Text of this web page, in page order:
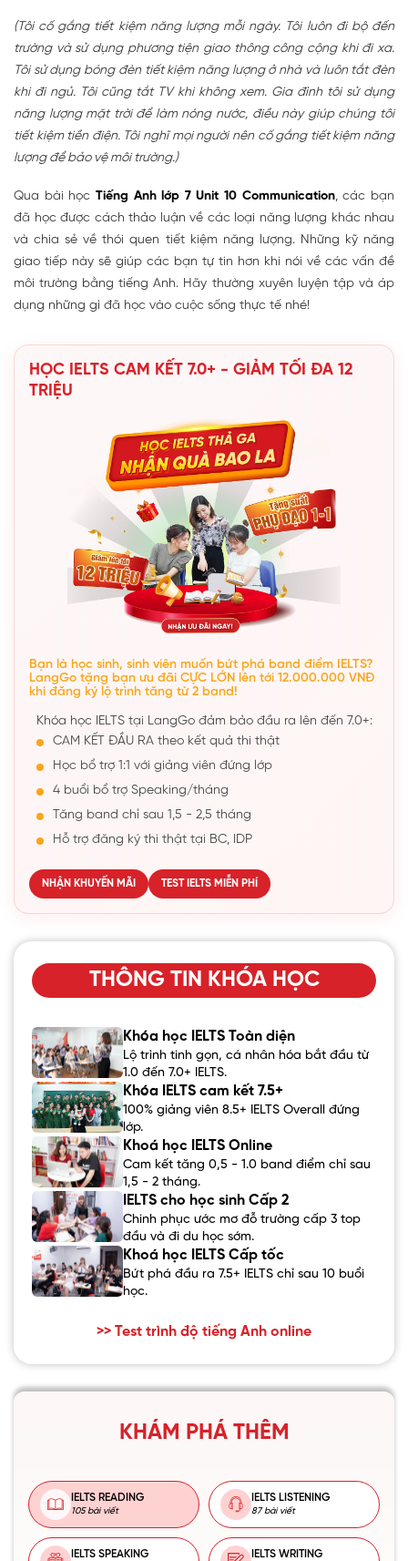
(Tôi cố gắng tiết kiệm năng lượng mỗi ngày. Tôi luôn đi bộ đến
trường và sử dụng phương tiện giao thông công cộng khi đi xa.
Tôi sử dụng bóng đèn tiết kiệm năng lượng ở nhà và luôn tắt đèn
khi đi ngủ. Tôi cũng tắt TV khi không xem. Gia đình tôi sử dụng
năng lượng mặt trời để làm nóng nước, điều này giúp chúng tôi
tiết kiệm tiền điện. Tôi nghĩ mọi người nên cố gắng tiết kiệm năng
lượng để bảo vệ môi trường.)
Qua bài học Tiếng Anh lớp 7 Unit 10 Communication, các bạn
đã học được cách thảo luận về các loại năng lượng khác nhau
và chia sẻ về thói quen tiết kiệm năng lượng. Những kỹ năng
giao tiếp này sẽ giúp các bạn tự tin hơn khi nói về các vấn đề
môi trường bằng tiếng Anh. Hãy thường xuyên luyện tập và áp
dụng những gì đã học vào cuộc sống thực tế nhé!
HỌC IELTS CAM KẾT 7.0+ - GIẢM TỐI ĐA 12
TRIỆU
Bạn là học sinh, sinh viên muốn bứt phá band điểm IELTS?
LangGo tặng bạn ưu đãi CỰC LỚN lên tới 12.000.000 VNĐ
khi đăng ký lộ trình tăng từ 2 band!
Khóa học IELTS tại LangGo đảm bảo đầu ra lên đến 7.0+:
CAM KẾT ĐẦU RA theo kết quả thi thật
Học bổ trợ 1:1 với giảng viên đứng lớp
4 buổi bổ trợ Speaking/tháng
Tăng band chỉ sau 1,5 - 2,5 tháng
Hỗ trợ đăng ký thi thật tại BC, IDP
NHẬN KHUYẾN MÃI TEST IELTS MIỄN PHÍ
THÔNG TIN KHÓA HỌC
Khóa học IELTS Toàn diện
Lộ trình tinh gọn, cá nhân hóa bắt đầu từ
1.0 đến 7.0+ IELTS.
Khóa IELTS cam kết 7.5+
100% giảng viên 8.5+ IELTS Overall đứng
lớp.
Khoá học IELTS Online
Cam kết tăng 0,5 - 1.0 band điểm chỉ sau
1,5 - 2 tháng.
IELTS cho học sinh Cấp 2
Chinh phục ước mơ đỗ trường cấp 3 top
đầu và đi du học sớm.
Khoá học IELTS Cấp tốc
Bứt phá đầu ra 7.5+ IELTS chỉ sau 10 buổi
học.
>> Test trình độ tiếng Anh online
KHÁM PHÁ THÊM
IELTS READING
105 bài viết
IELTS LISTENING
87 bài viết
IELTS SPEAKING IELTS WRITING